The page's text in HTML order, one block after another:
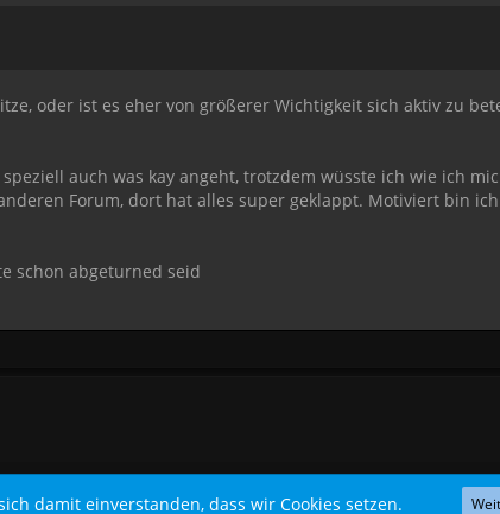
oder ist es eher von größerer Wichtigkeit sich aktiv zu
auch was kay angeht, trotzdem wüsste ich wie ich
Forum, dort hat alles super geklappt. Motiviert bin
schon abgeturned seid
WoltLab Suite™
damit einverstanden, dass wir Cookies setzen.